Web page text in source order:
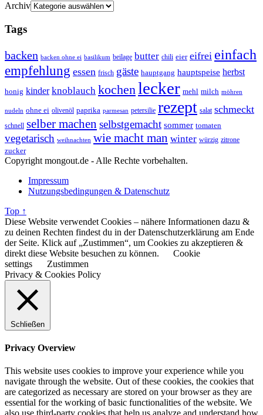
Archiv
Tags
backen backen ohne ei basilikum beilage butter chili eier eifrei einfach
empfehlung essen frisch gäste hauptgang hauptspeise herbst
honig kinder knoblauch kochen lecker mehl milch möhren
nudeln ohne ei olivenöl paprika parmesan petersilie rezept salat schmeckt
schnell selber machen selbstgemacht sommer tomaten
vegetarisch weihnachten wie macht man winter würzig zitrone
zucker
Copyright mongout.de - Alle Rechte vorbehalten.
Impressum
Nutzungsbedingungen & Datenschutz
Top ↑
Diese Website verwendet Cookies – nähere Informationen dazu &
zu deinen Rechten findest du in der Datenschutzerklärung am Ende
der Seite. Klick auf „Zustimmen“, um Cookies zu akzeptieren &
direkt diese Website besuchen zu können.
Cookie
settings
Zustimmen
Privacy & Cookies Policy
Schließen
Privacy Overview
This website uses cookies to improve your experience while you
navigate through the website. Out of these cookies, the cookies that
are categorized as necessary are stored on your browser as they are
essential for the working of basic functionalities of the website. We